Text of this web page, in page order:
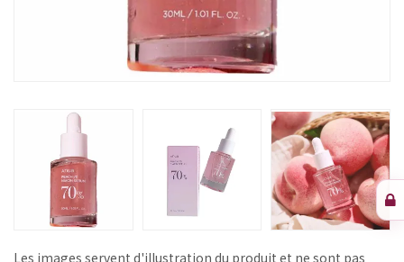
Les images servent d'illustration du produit et ne sont pas